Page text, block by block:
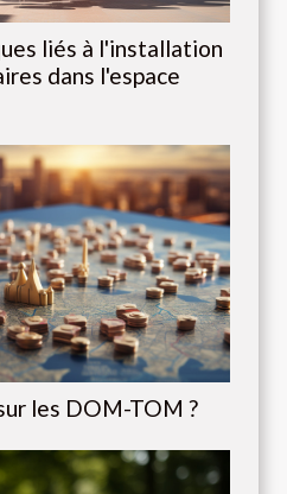
liés à l'installation
dans l'espace
les DOM-TOM ?